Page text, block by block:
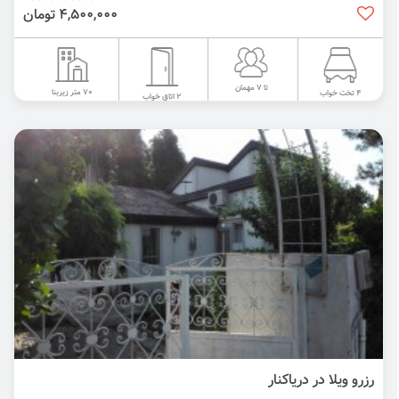
4,500,000 تومان
4 تخت خواب تا 7 مهمان
2 اتاق خواب 70 متر زیربنا
رزرو ویلا در دریاکنار